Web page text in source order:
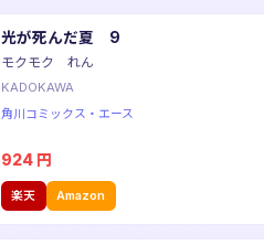
光が死んだ夏 9
モクモク れん
KADOKAWA
角川コミックス・エース
924 円
楽天 Amazon